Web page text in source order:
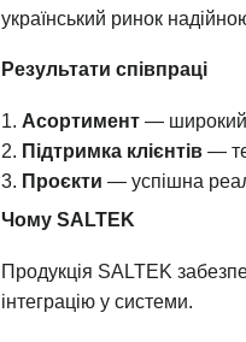
український ринок
Результати співпраці
Асортимент — широкий
Підтримка клієнтів —
Проєкти — успішна
Чому SALTEK
Продукція SALTEK
інтеграцію у системи.